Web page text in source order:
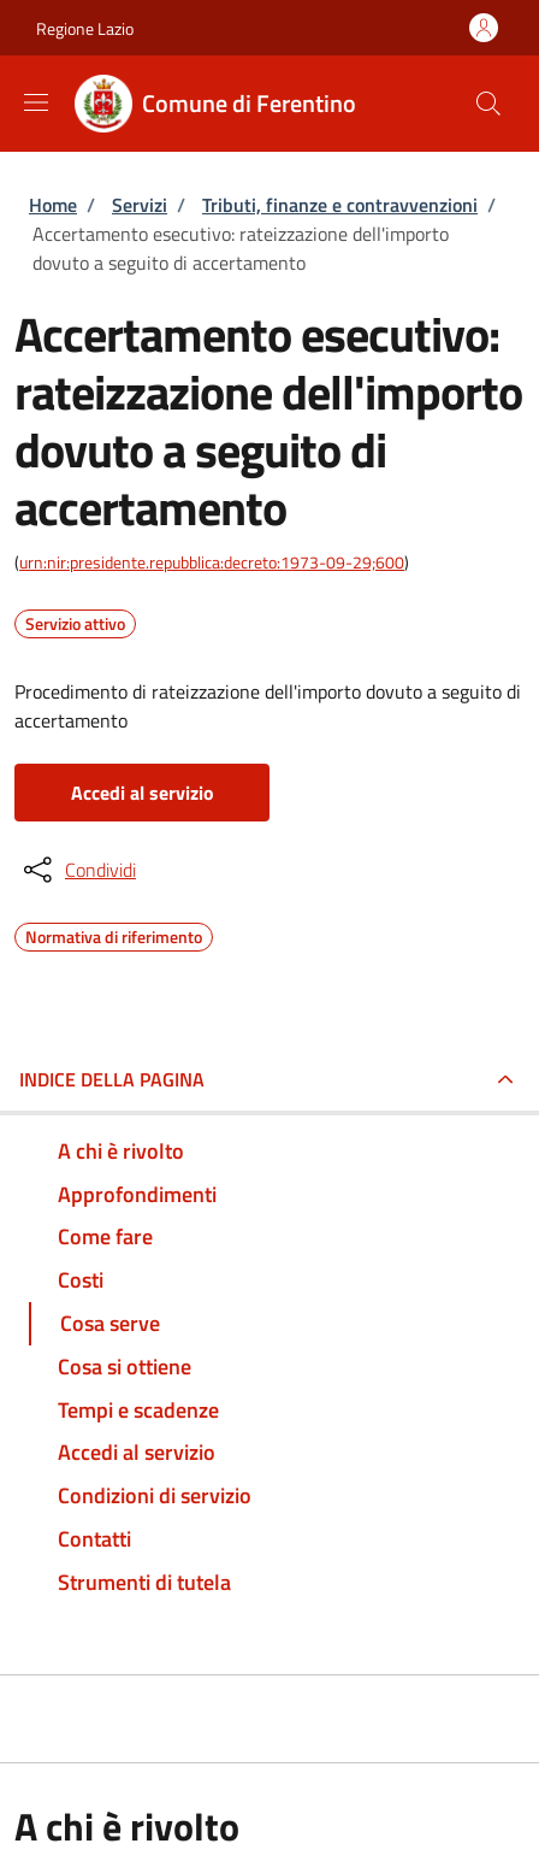
Regione Lazio
Comune di Ferentino
Briciole di pane
Home / Servizi / Tributi, finanze e contravvenzioni /
Accertamento esecutivo: rateizzazione dell'importo
dovuto a seguito di accertamento
Accertamento esecutivo:
rateizzazione dell'importo
dovuto a seguito di
accertamento
(urn:nir:presidente.repubblica:decreto:1973-09-29;600)
Servizio attivo
Procedimento di rateizzazione dell'importo dovuto a seguito di
accertamento
Accedi al servizio
Condividi
Normativa di riferimento
INDICE DELLA PAGINA
A chi è rivolto
Approfondimenti
Come fare
Costi
Cosa serve
Cosa si ottiene
Tempi e scadenze
Accedi al servizio
Condizioni di servizio
Contatti
Strumenti di tutela
A chi è rivolto